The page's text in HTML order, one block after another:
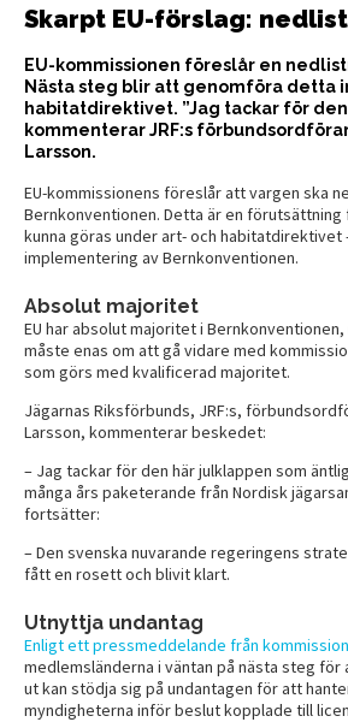
Skarpt EU-förslag:
EU-kommissionen föreslår en
Nästa steg blir att genomföra detta
habitatdirektivet. ”Jag tackar för
kommenterar JRF:s
Larsson.
EU-kommissionens föreslår att vargen ska
Bernkonventionen. Detta är en förutsättning
kunna göras under art- och habitatdirektivet
implementering av Bernkonventionen.
Absolut majoritet
EU har absolut majoritet i
måste enas om att gå vidare med
som görs med kvalificerad majoritet.
Jägarnas Riksförbunds, JRF:s,
Larsson, kommenterar beskedet:
– Jag tackar för den här julklappen som
många års paketerande från Nordisk
fortsätter:
– Den svenska nuvarande regeringens
fått en rosett och blivit klart.
Utnyttja undantag
Enligt ett pressmeddelande från
medlemsländerna i väntan på nästa steg
ut kan stödja sig på undantagen för att
myndigheterna inför beslut kopplade till